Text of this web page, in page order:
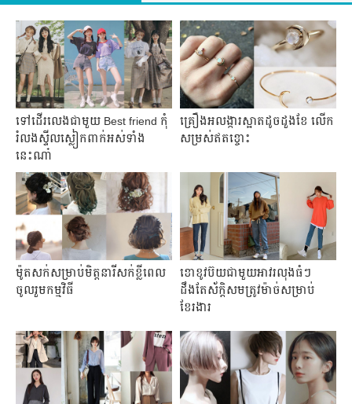
ទៅដើរលេងជាមួយ Best friend កុំ
រំលងស្ទីលស្លៀកពាក់អស់ទាំង
នេះណា៎
គ្រឿងអលង្ការស្អាតដូចដួងខែ លើក
សម្រស់ឥតខ្ចោះ
ម៉ូតសក់សម្រាប់មិត្តនារីសក់ខ្លីពេល
ចូលរួមកម្មវិធី
ខោខូវប៊យជាមួយអាវរលុងធំៗ
ដឹងតែ​ស័ក្ដិសម​ត្រូវម៉ាច់សម្រាប់
ខែរងារ